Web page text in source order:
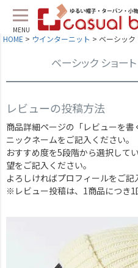
MENU
HOME ウインターニット ベーシッ
ベーシック ショー
レビューの投稿方法
商品詳細ページの「レビューを書
ニックネームをご記入ください。
おすすめ度を5段階から選択して
望をご記入ください。
よろしければプロフィールをご記
※レビュー投稿は、1商品につき1